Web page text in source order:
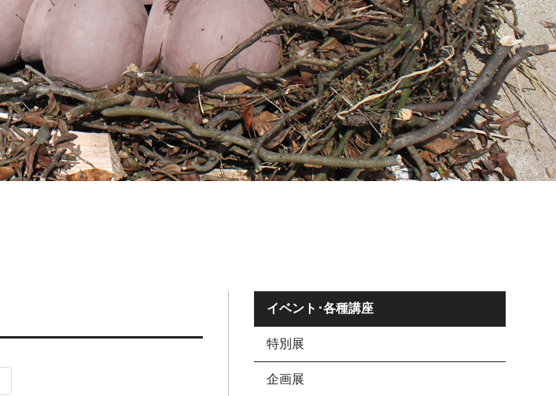
イベント･各種講座
特別展
企画展